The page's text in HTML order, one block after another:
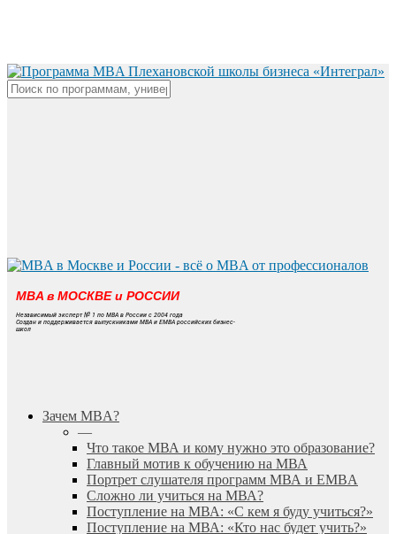
content
MBA в МОСКВЕ и РОССИИ
Независимый эксперт № 1 по MBA в России с 2004 года
Создан и поддерживается выпускниками MBA и EMBA российских бизнес-
школ
search
Menu
Зачем MBA?
—
Что такое МВА и кому нужно это образование?
Главный мотив к обучению на МВА
Портрет слушателя программ МВА и EMBA
Сложно ли учиться на МВА?
Поступление на МВА: «С кем я буду учиться?»
Поступление на МВА: «Кто нас будет учить?»